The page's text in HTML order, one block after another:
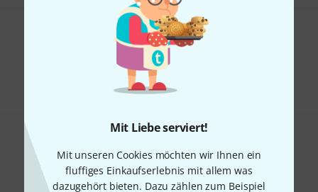
Mit Liebe serviert!
Mit unseren Cookies möchten wir Ihnen ein
fluffiges Einkaufserlebnis mit allem was
dazugehört bieten. Dazu zählen zum Beispiel
Gefällt Ihnen, was Sie sehen?
Teilen Hilfe & Feedback